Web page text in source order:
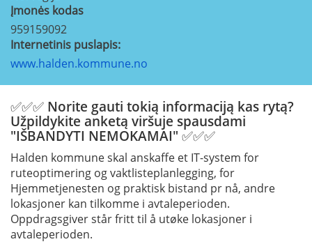
Įmonės kodas
959159092
Internetinis puslapis:
www.halden.kommune.no
✅✅✅ Norite gauti tokią informaciją kas rytą?
Užpildykite anketą viršuje spausdami
"IŠBANDYTI NEMOKAMAI" ✅✅✅
Halden kommune skal anskaffe et IT-system for
ruteoptimering og vaktlisteplanlegging, for
Hjemmetjenesten og praktisk bistand pr nå, andre
lokasjoner kan tilkomme i avtaleperioden.
Oppdragsgiver står fritt til å utøke lokasjoner i
avtaleperioden.